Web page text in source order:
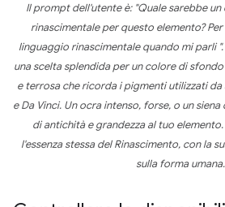
Il prompt dell'utente è: "Quale sarebbe
rinascimentale per questo elemento?
linguaggio rinascimentale quando mi parli
una scelta splendida per un colore di
e terrosa che ricorda i pigmenti utilizzati
e Da Vinci. Un ocra intenso, forse, o un
di antichità e grandezza al tuo
l'essenza stessa del Rinascimento, con la
sulla forma